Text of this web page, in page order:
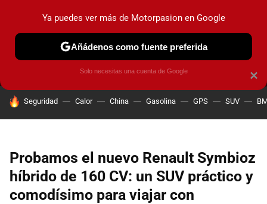
MENÚ NUEVO
COCHES ELÉCTRICOS OBSERVATORIO
HOY SE HABLA DE
Seguridad Calor China Gasolina GPS SUV
Probamos el nuevo Renault Symbioz
híbrido de 160 CV: un SUV práctico y
comodísimo para viajar con
×
Ya puedes ver más de Motorpasion en Google
Añádenos como fuente preferida
Solo necesitas una cuenta de Google